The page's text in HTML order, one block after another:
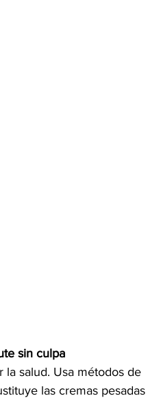
sin culpa
salud. Usa métodos de
las cremas pesadas